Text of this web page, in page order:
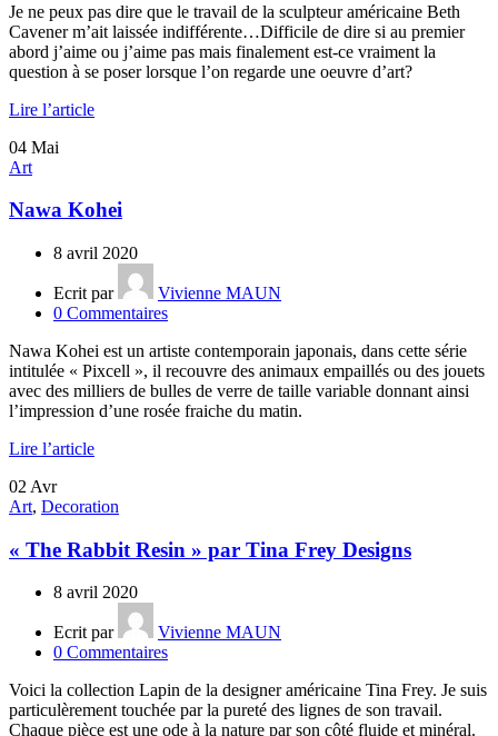
Je ne peux pas dire que le travail de la sculpteur américaine Beth
Cavener m’ait laissée indifférente…Difficile de dire si au premier
abord j’aime ou j’aime pas mais finalement est-ce vraiment la
question à se poser lorsque l’on regarde une oeuvre d’art?
Lire l’article
04 Mai
Art
Nawa Kohei
8 avril 2020
Ecrit par
Vivienne MAUN
0 Commentaires
Nawa Kohei est un artiste contemporain japonais, dans cette série
intitulée « Pixcell », il recouvre des animaux empaillés ou des jouets
avec des milliers de bulles de verre de taille variable donnant ainsi
l’impression d’une rosée fraiche du matin.
Lire l’article
02 Avr
Art, Decoration
« The Rabbit Resin » par Tina Frey Designs
8 avril 2020
Ecrit par
Vivienne MAUN
0 Commentaires
Voici la collection Lapin de la designer américaine Tina Frey. Je suis
particulèrement touchée par la pureté des lignes de son travail.
Chaque pièce est une ode à la nature par son côté fluide et minéral.